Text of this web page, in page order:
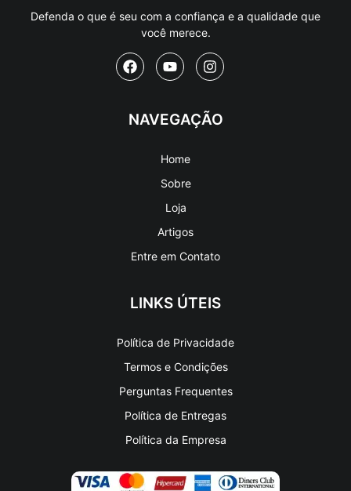
Defenda o que é seu com a confiança e a qualidade que
você merece.
NAVEGAÇÃO
Home
Sobre
Loja
Artigos
Entre em Contato
LINKS ÚTEIS
Política de Privacidade
Termos e Condições
Perguntas Frequentes
Política de Entregas
Política da Empresa